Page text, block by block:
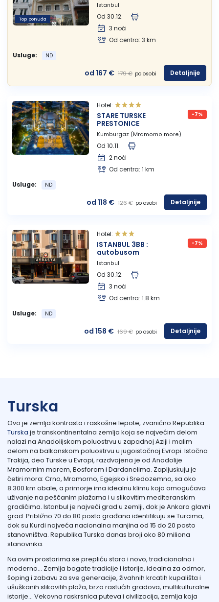
Top ponuda
Istanbul
Od 30.12.
3 noći
Od centra: 3 km
Usluge:
ND
od 167 € 179 € po osobi Detaljnije
Hotel:
STARE TURSKE
PRESTONICE
-7%
Kumburgaz (Mramorno more)
Od 10.11.
2 noći
Od centra: 1 km
Usluge:
ND
od 118 € 126 € po osobi Detaljnije
Hotel:
ISTANBUL 3BB :
autobusom
-7%
Istanbul
Od 30.12.
3 noći
Od centra: 1.8 km
Usluge:
ND
od 158 € 169 € po osobi Detaljnije
Turska
Ovo je zemlja kontrasta i raskošne lepote, zvanično Republika
Turska je transkontinentalna zemlja koja se najvećim delom
nalazi na Anadolijskom poluostrvu u zapadnoj Aziji i malim
delom na balkanskom poluostrvu u jugoistočnoj Evropi. Istočna
Trakija, deo Turske u Evropi, razdvojena je od Anadolije
Mramornim morem, Bosforom i Dardanelima. Zapljuskuju je
četiri mora: Crno, Mramorno, Egejsko i Sredozemno, sa oko
8.300 km obale, a primorje ima idealnu klimu koja omogućava
uživanje na peščanim plažama i u slikovitim mediteranskim
gradićima. Istanbul je najveći grad u zemlji, dok je Ankara glavni
grad. Približno 70 do 80 posto građana identifikuju se Turcima,
dok su Kurdi najveća nacionalna manjina od 15 do 20 posto
stanovništva. Republika Turska danas broji oko 80 miliona
stanovnika.
Na ovim prostorima se prepliću staro i novo, tradicionalno i
moderno… Zemlja bogate tradicije i istorije, idealna za odmor,
šoping i zabavu za sve generacije, živahnih krcatih kupališta i
ušuškanih slikovitih plaža, brzo rastućih gradova, multikulturalne
istorije… Vekovna raskrsnica puteva i civilizacija, zemlja koja
Lukovska Banja